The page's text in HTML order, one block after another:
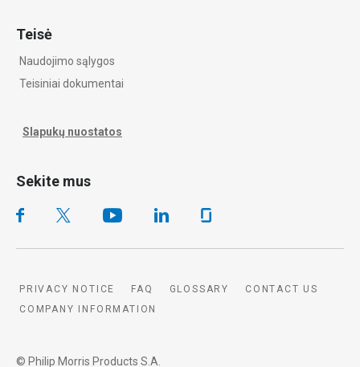
Teisė
Naudojimo sąlygos
Teisiniai dokumentai
Slapukų nuostatos
Sekite mus
PRIVACY NOTICE FAQ GLOSSARY
CONTACT US
COMPANY INFORMATION
© Philip Morris Products S.A.